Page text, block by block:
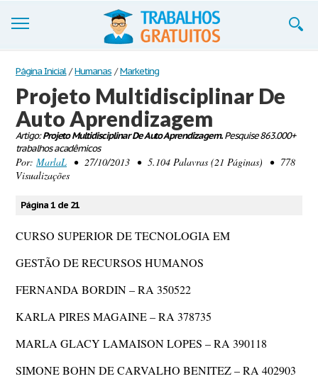
Trabalhos
Cadastre-se
Entre
Blog
Página Inicial / Humanas / Marketing
Projeto Multidisciplinar De
Auto Aprendizagem
Artigo:Projeto Multidisciplinar De Auto Aprendizagem.Pesquise 863.000+
trabalhos acadêmicos
Por: MarlaL • 27/10/2013 • 5.104 Palavras (21 Páginas) • 778
Visualizações
Página 1 de 21
CURSO SUPERIOR DE TECNOLOGIA EM
GESTÃO DE RECURSOS HUMANOS
FERNANDA BORDIN – RA 350522
KARLA PIRES MAGAINE – RA 378735
MARLA GLACY LAMAISON LOPES – RA 390118
SIMONE BOHN DE CARVALHO BENITEZ – RA 402903